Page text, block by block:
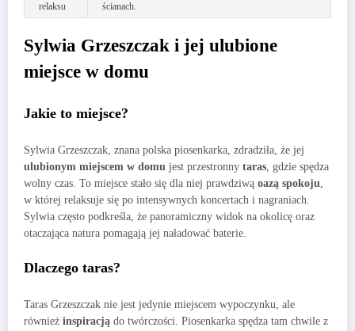
relaksu
ścianach.
Sylwia Grzeszczak i jej ulubione
miejsce w domu
Jakie to miejsce?
Sylwia Grzeszczak, znana polska piosenkarka, zdradziła, że jej
ulubionym miejscem w domu jest przestronny taras, gdzie spędza
wolny czas. To miejsce stało się dla niej prawdziwą oazą spokoju,
w której relaksuje się po intensywnych koncertach i nagraniach.
Sylwia często podkreśla, że panoramiczny widok na okolicę oraz
otaczająca natura pomagają jej naładować baterie.
Dlaczego taras?
Taras Grzeszczak nie jest jedynie miejscem wypoczynku, ale
również inspiracją do twórczości. Piosenkarka spędza tam chwile z